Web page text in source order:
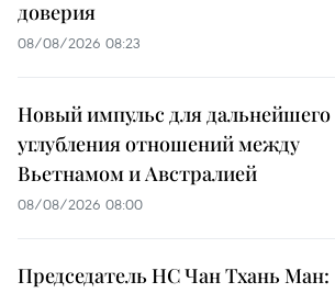
доверия
08/08/2026 08:23
Новый импульс для дальнейшего
углубления отношений между
Вьетнамом и Австралией
08/08/2026 08:00
Председатель НС Чан Тхань Ман: